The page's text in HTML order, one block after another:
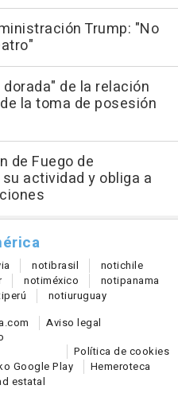
Trump: "No
de la relación
la toma de posesión
de Fuego de
actividad y obliga a
notibrasil notichile
notiméxico notipanama
perú notiuruguay
Aviso legal
Política de cookies
Google Play
Hemeroteca
estatal